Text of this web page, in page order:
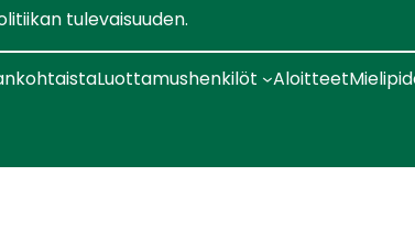
tulevaisuuden.
Luottamushenkilöt Aloitteet